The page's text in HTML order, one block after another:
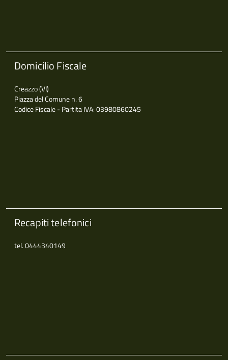
Domicilio Fiscale
Creazzo (VI)
Piazza del Comune n. 6
Codice Fiscale - Partita IVA: 03980860245
Recapiti telefonici
tel. 0444340149